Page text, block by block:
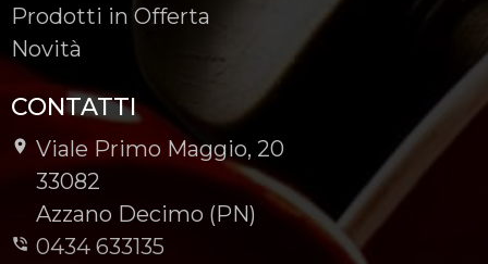
Prodotti in Offerta
Novità
CONTATTI
Viale Primo Maggio, 20
-
33082
-
Azzano Decimo (PN)
0434 633135